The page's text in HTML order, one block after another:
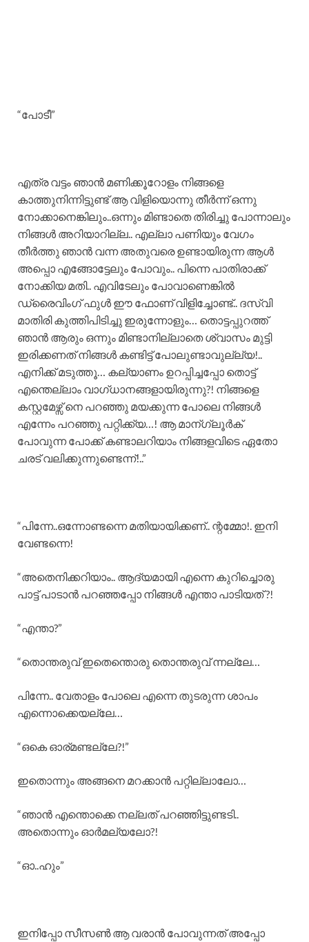
“പോടീ”
എത്ര വട്ടം ഞാൻ മണിക്കൂറോളം നിങ്ങളെ
കാത്തുനിന്നിട്ടുണ്ട് ആ വിളിയൊന്നു തീർന്ന് ഒന്നു
നോക്കാനെങ്കിലും..ഒന്നും മിണ്ടാതെ തിരിച്ചു പോന്നാലും
നിങ്ങൾ അറിയാറില്ല.. എല്ലാ പണിയും വേഗം
തീർത്തു ഞാൻ വന്ന അതുവരെ ഉണ്ടായിരുന്ന ആൾ
അപ്പൊ എങ്ങോട്ടേലും പോവും.. പിന്നെ പാതിരാക്ക്
നോക്കിയ മതി.. എവിടേലും പോവാണെങ്കിൽ
ഡ്രൈവിംഗ് ഫുൾ ഈ ഫോണ് വിളിച്ചോണ്ട്.. ദസ്‌വി
മാതിരി കുത്തിപിടിച്ചു ഇരുന്നോളും… തൊട്ടപ്പുറത്ത്
ഞാൻ ആരും ഒന്നും മിണ്ടാനില്ലാതെ ശ്വാസം മുട്ടി
ഇരിക്കണത് നിങ്ങൾ കണ്ടിട്ട് പോലുണ്ടാവുല്ല്യ!..
എനിക്ക് മടുത്തൂ… കല്യാണം ഉറപ്പിച്ചപ്പോ തൊട്ട്
എന്തെല്ലാം വാഗ്ധാനങ്ങളായിരുന്നു?! നിങ്ങളെ
കസ്റ്റമേഴ്സ് നെ പറഞ്ഞു മയക്കുന്ന പോലെ നിങ്ങൾ
എന്നേം പറഞ്ഞു പറ്റിക്ക്യ…! ആ മാന്ഗ്ലൂർക്
പോവുന്ന പോക്ക് കണ്ടാലറിയാം നിങ്ങളവിടെ ഏതോ
ചരട് വലിക്കുന്നുണ്ടെന്ന്!..”
“പിന്നേ..ഒന്നോണ്ടന്നെ മതിയായിക്കണ്.. ന്റമ്മോ!. ഇനി
വേണ്ടന്നെ!
“അതെനിക്കറിയാം.. ആദ്യമായി എന്നെ കുറിച്ചൊരു
പാട്ട് പാടാൻ പറഞ്ഞപ്പോ നിങ്ങൾ എന്താ പാടിയത് ?!
“എന്താ?”
“തൊന്തരുവ് ഇതെന്തൊരു തൊന്തരുവ് ന്നല്ലേ…
പിന്നേ.. വേതാളം പോലെ എന്നെ തുടരുന്ന ശാപം
എന്നൊക്കെയല്ലേ…
“ഒകെ ഓര്മണ്ടല്ലേ?!”
ഇതൊന്നും അങ്ങനെ മറക്കാൻ പറ്റില്ലാലോ…
“ഞാൻ എന്തൊക്കെ നല്ലത് പറഞ്ഞിട്ടുണ്ടടി..
അതൊന്നും ഓർമല്യലോ?!
“ഓ..ഹും”
ഇനിപ്പോ സീസൺ ആ വരാൻ പോവുന്നത് അപ്പോ